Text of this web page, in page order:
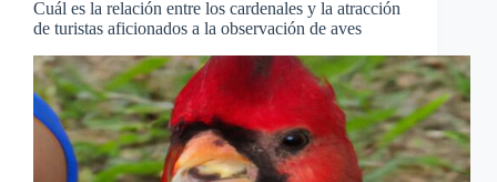
Cuál es la relación entre los cardenales y la atracción
de turistas aficionados a la observación de aves